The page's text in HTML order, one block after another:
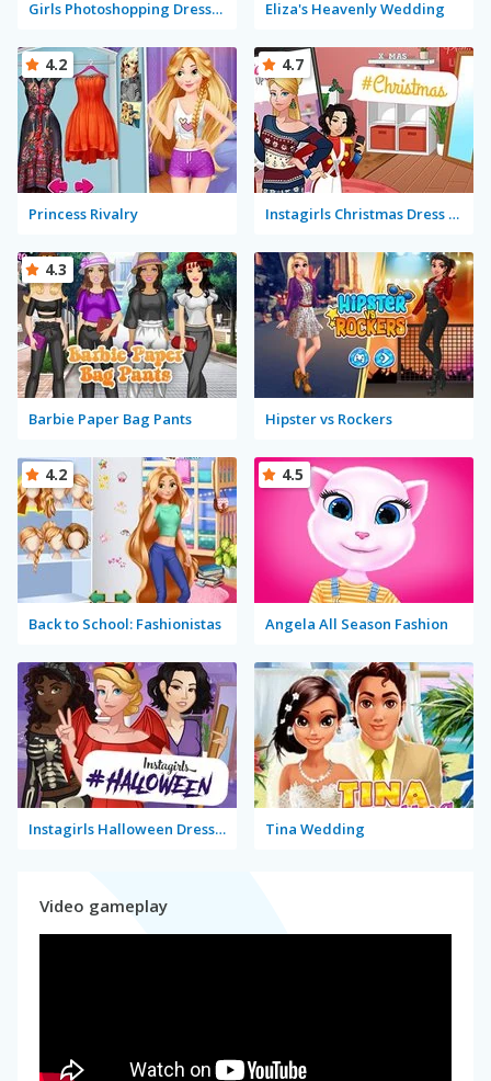
Girls Photoshopping Dressup Eliza's Heavenly Wedding
Princess Rivalry
4.2
Instagirls Christmas Dress Up
4.7
Barbie Paper Bag Pants
4.3
Hipster vs Rockers
Back to School: Fashionistas
4.2
Angela All Season Fashion
4.5
Instagirls Halloween Dress Up Tina Wedding
Video gameplay